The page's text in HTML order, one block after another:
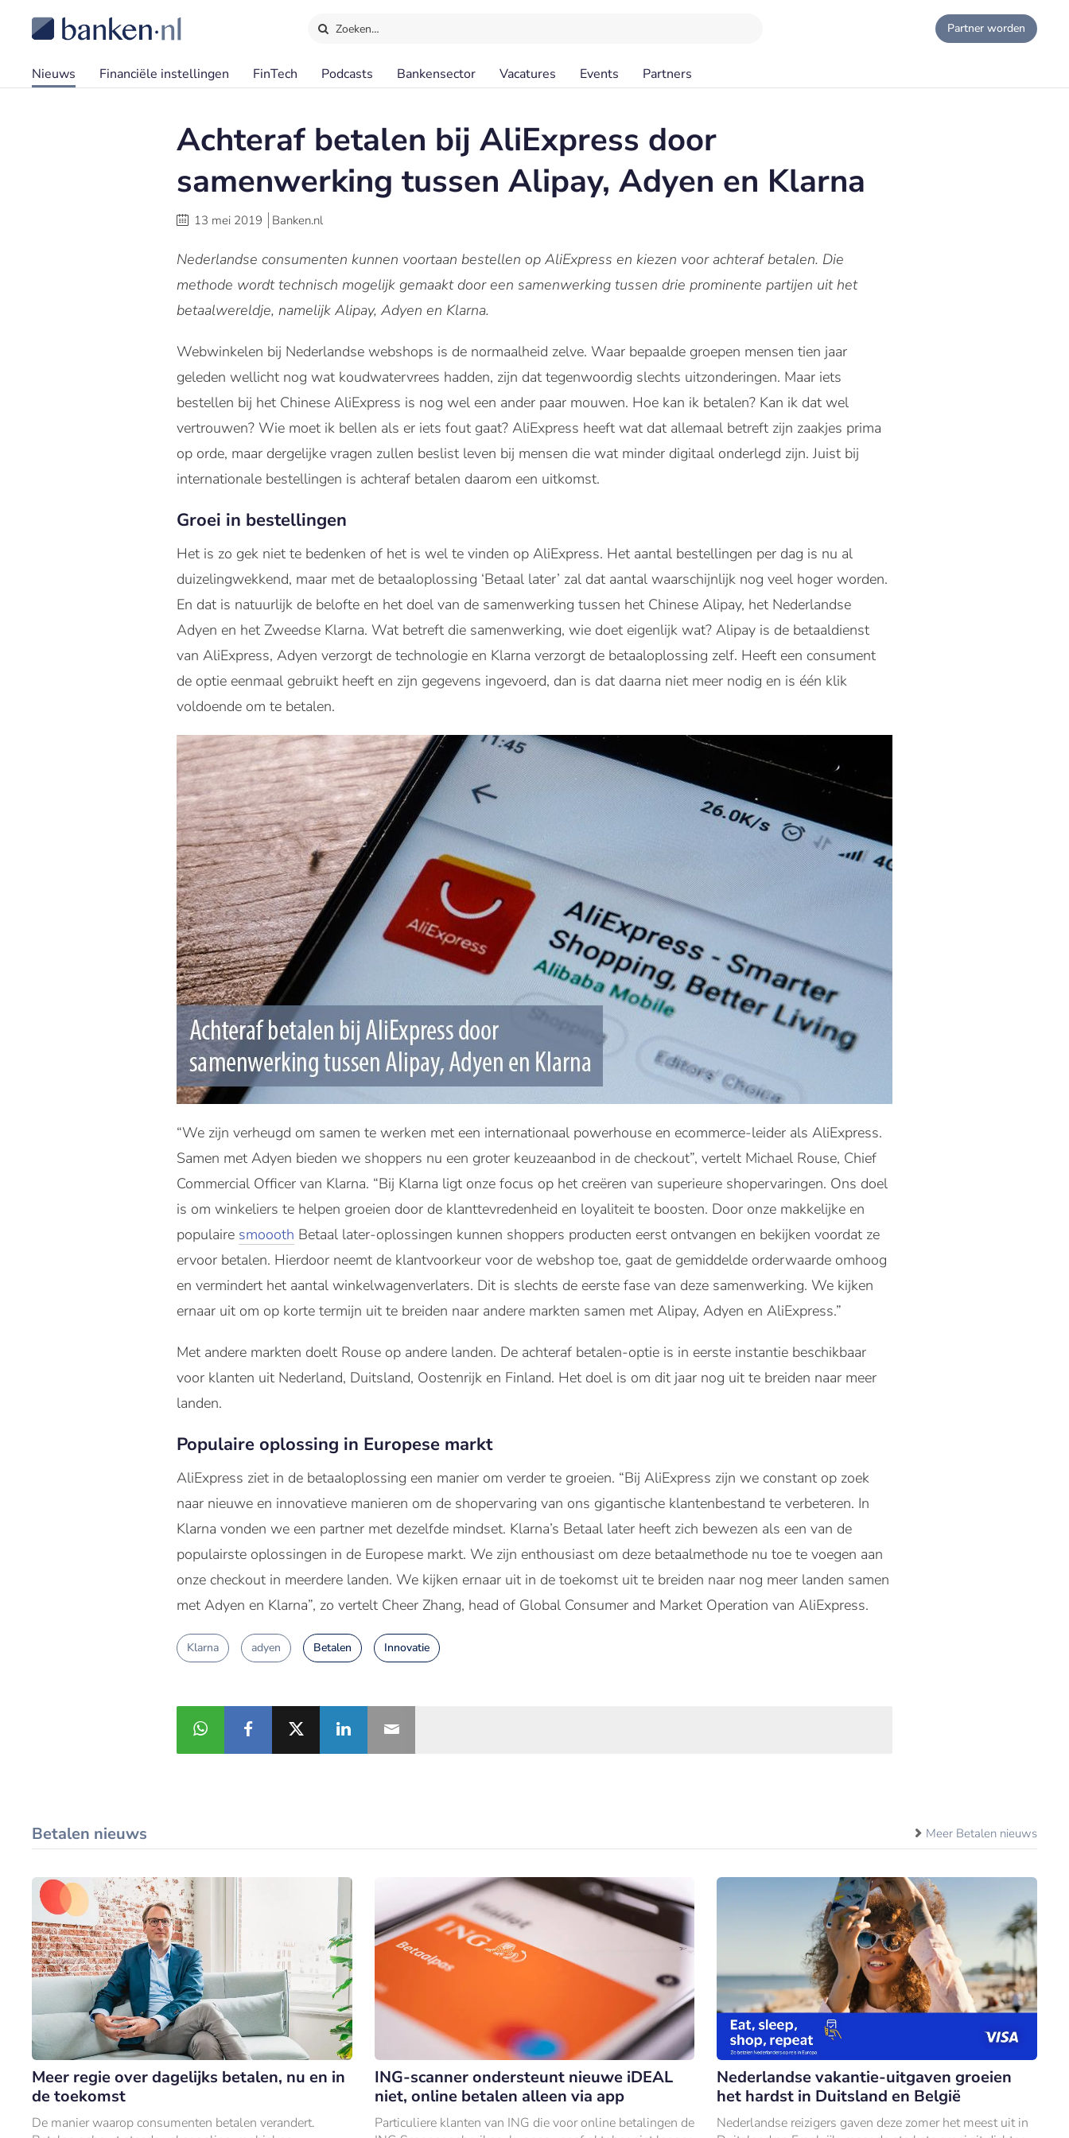
Zoeken… Partner worden
Nieuws Financiële instellingen FinTech Podcasts Bankensector Vacatures Events Partners
Achteraf betalen bij AliExpress door
samenwerking tussen Alipay, Adyen en Klarna
13 mei 2019 Banken.nl
Nederlandse consumenten kunnen voortaan bestellen op AliExpress en kiezen voor achteraf betalen. Die
methode wordt technisch mogelijk gemaakt door een samenwerking tussen drie prominente partijen uit het
betaalwereldje, namelijk Alipay, Adyen en Klarna.
Webwinkelen bij Nederlandse webshops is de normaalheid zelve. Waar bepaalde groepen mensen tien jaar
geleden wellicht nog wat koudwatervrees hadden, zijn dat tegenwoordig slechts uitzonderingen. Maar iets
bestellen bij het Chinese AliExpress is nog wel een ander paar mouwen. Hoe kan ik betalen? Kan ik dat wel
vertrouwen? Wie moet ik bellen als er iets fout gaat? AliExpress heeft wat dat allemaal betreft zijn zaakjes prima
op orde, maar dergelijke vragen zullen beslist leven bij mensen die wat minder digitaal onderlegd zijn. Juist bij
internationale bestellingen is achteraf betalen daarom een uitkomst.
Groei in bestellingen
Het is zo gek niet te bedenken of het is wel te vinden op AliExpress. Het aantal bestellingen per dag is nu al
duizelingwekkend, maar met de betaaloplossing ‘Betaal later’ zal dat aantal waarschijnlijk nog veel hoger worden.
En dat is natuurlijk de belofte en het doel van de samenwerking tussen het Chinese Alipay, het Nederlandse
Adyen en het Zweedse Klarna. Wat betreft die samenwerking, wie doet eigenlijk wat? Alipay is de betaaldienst
van AliExpress, Adyen verzorgt de technologie en Klarna verzorgt de betaaloplossing zelf. Heeft een consument
de optie eenmaal gebruikt heeft en zijn gegevens ingevoerd, dan is dat daarna niet meer nodig en is één klik
voldoende om te betalen.
“We zijn verheugd om samen te werken met een internationaal powerhouse en ecommerce-leider als AliExpress.
Samen met Adyen bieden we shoppers nu een groter keuzeaanbod in de checkout”, vertelt Michael Rouse, Chief
Commercial Officer van Klarna. “Bij Klarna ligt onze focus op het creëren van superieure shopervaringen. Ons doel
is om winkeliers te helpen groeien door de klanttevredenheid en loyaliteit te boosten. Door onze makkelijke en
populaire smoooth Betaal later-oplossingen kunnen shoppers producten eerst ontvangen en bekijken voordat ze
ervoor betalen. Hierdoor neemt de klantvoorkeur voor de webshop toe, gaat de gemiddelde orderwaarde omhoog
en vermindert het aantal winkelwagenverlaters. Dit is slechts de eerste fase van deze samenwerking. We kijken
ernaar uit om op korte termijn uit te breiden naar andere markten samen met Alipay, Adyen en AliExpress.”
Met andere markten doelt Rouse op andere landen. De achteraf betalen-optie is in eerste instantie beschikbaar
voor klanten uit Nederland, Duitsland, Oostenrijk en Finland. Het doel is om dit jaar nog uit te breiden naar meer
landen.
Populaire oplossing in Europese markt
AliExpress ziet in de betaaloplossing een manier om verder te groeien. “Bij AliExpress zijn we constant op zoek
naar nieuwe en innovatieve manieren om de shopervaring van ons gigantische klantenbestand te verbeteren. In
Klarna vonden we een partner met dezelfde mindset. Klarna’s Betaal later heeft zich bewezen als een van de
populairste oplossingen in de Europese markt. We zijn enthousiast om deze betaalmethode nu toe te voegen aan
onze checkout in meerdere landen. We kijken ernaar uit in de toekomst uit te breiden naar nog meer landen samen
met Adyen en Klarna”, zo vertelt Cheer Zhang, head of Global Consumer and Market Operation van AliExpress.
Klarna adyen Betalen Innovatie
Betalen nieuws Meer Betalen nieuws
Meer regie over dagelijks betalen, nu en in
de toekomst
De manier waarop consumenten betalen verandert.
ING-scanner ondersteunt nieuwe iDEAL
niet, online betalen alleen via app
Particuliere klanten van ING die voor online betalingen de
Nederlandse vakantie-uitgaven groeien
het hardst in Duitsland en België
Nederlandse reizigers gaven deze zomer het meest uit in